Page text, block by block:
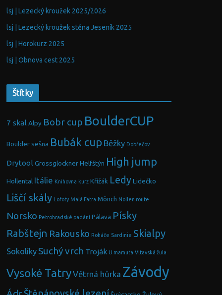
lsj | Lezecký kroužek 2025/2026
lsj | Lezecký kroužek stěna Jeseník 2025
lsj | Horokurz 2025
lsj | Obnova cest 2025
Štítky
7 skal Alpy Bobr cup BoulderCUP
Boulder sešna Bubák cup Běžky Dobřečov
Drytool Grossglockner Helfštýn High jump
Hollental Itálie Knihovna kurz Křížák Ledy Lidečko
Liščí skály Lofoty Malá Fatra Mönch Nollen route
Norsko Petrohradské padání Pálava Písky
Rabštejn Rakousko Roháče Sardinie Skialpy
Sokolíky Suchý vrch Troják U mamuta Vltavská žula
Vysoké TatryVětrná hůrka Závody